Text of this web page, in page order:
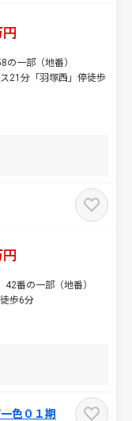
の一部（地番）
21分「羽塚西」停徒歩
番の一部（地番）
歩6分
色０１期